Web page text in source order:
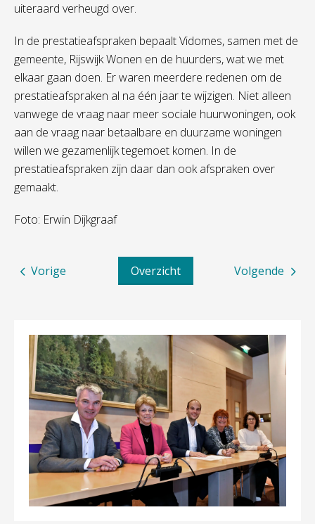
uiteraard verheugd over.
In de prestatieafspraken bepaalt Vidomes, samen met de
gemeente, Rijswijk Wonen en de huurders, wat we met
elkaar gaan doen. Er waren meerdere redenen om de
prestatieafspraken al na één jaar te wijzigen. Niet alleen
vanwege de vraag naar meer sociale huurwoningen, ook
aan de vraag naar betaalbare en duurzame woningen
willen we gezamenlijk tegemoet komen. In de
prestatieafspraken zijn daar dan ook afspraken over
gemaakt.
Foto: Erwin Dijkgraaf
Volgende
Overzicht
Vorige